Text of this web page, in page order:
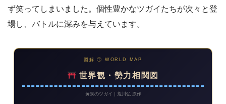
ず笑ってしまいました。個性豊かなツガイたちが次々と登
場し、バトルに深みを与えています。
図解 ① WORLD MAP
世界観・勢力相関図
黄泉のツガイ｜荒川弘 原作